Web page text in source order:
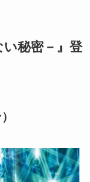
秘密－』 登